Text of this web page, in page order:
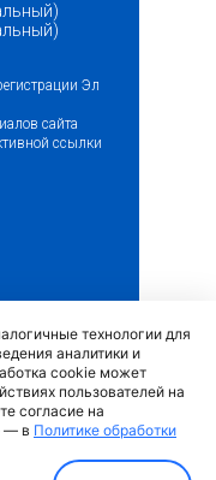
Эл
сайта
ссылки
(внешняя
ссылка)
данных
технологии для
аналитики и
cookie может
пользователей на
согласие на
— в Политике обработки